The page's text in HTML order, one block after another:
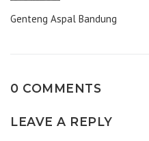
pos
Genteng Aspal Bandung
0 COMMENTS
LEAVE A REPLY